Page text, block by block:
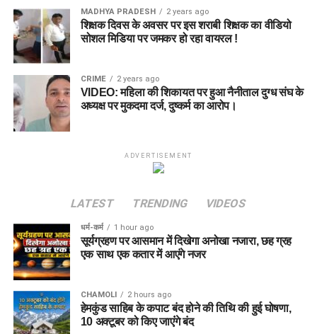
MADHYA PRADESH 2 years ago
शिक्षक दिवस के अवसर पर इस शराबी शिक्षक का वीडियो
सोशल मिडिया पर जमकर हो रहा वायरल !
CRIME 2 years ago
VIDEO: महिला की शिकायत पर हुआ नैनीताल दुग्ध संघ के
अध्यक्ष पर मुकदमा दर्ज, दुष्कर्म का आरोप।
ADVERTISEMENT
LATEST TRENDING VIDEOS
धर्म-कर्म 1 hour ago
सूर्यग्रहण पर आसमान में दिखेगा अनोखा नजारा, छह ग्रह
एक साथ एक कतार में आएंगे नजर
CHAMOLI 2 hours ago
हेमकुंड साहिब के कपाट बंद होने की तिथि की हुई घोषणा,
10 अक्टूबर को किए जाएंंगे बंद